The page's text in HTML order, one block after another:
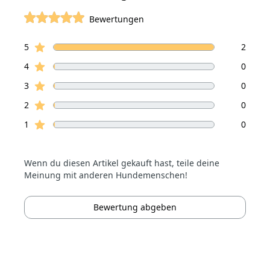
Bewertungen
Bewertungen
5Sterne Bewertungen
2
4Sterne Bewertungen
0
3Sterne Bewertungen
0
2 Sterne Bewertungen
0
1
Sterne Bewertungen 0
Wenn du diesen Artikel gekauft hast, teile deine
Meinung mit anderen Hundemenschen!
Bewertung abgeben